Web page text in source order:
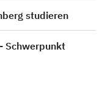
studieren
Schwerpunkt